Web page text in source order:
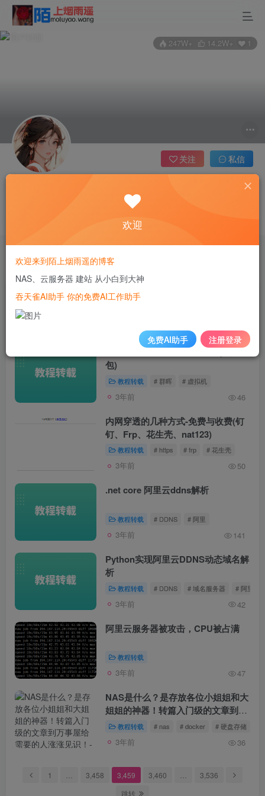
247W+ 14.2W+ 1
域主
关注 私信
✅吞天雀AI助手，你的免费AI工作助手，支持gpt-4o、DeepSeek、Claude🔥🔥🔥🔥
文章21211 收藏0 区1 笔记
VMware虚拟机群晖7.2 Beta (懒人
包)
教程转载 # 群晖 # 虚拟机
3年前 46
内网穿透的几种方式-免费与收费(钉
钉、Frp、花生壳、nat123)
教程转载 # https # frp # 花生壳
3年前 50
.net core 阿里云ddns解析
教程转载 # DDNS # 阿里
3年前 141
Python实现阿里云DDNS动态域名解
析
教程转载 # DDNS # 域名服务器 # 阿里
3年前 42
阿里云服务器被攻击，CPU被占满
教程转载
3年前 47
NAS是什么？是存放各位小姐姐和大
姐姐的神器！转篇入门级的文章到万
事屋给需要的人涨涨见识！
教程转载 # nas # docker # 硬盘存储
3年前 36
1 3,458 3,459 3,460
3,536
跳转
欢迎
欢迎来到陌上烟雨遥的博客
NAS、云服务器 建站 从小白到大神
吞天雀AI助手 你的免费AI工作助手
免费AI助手 注册登录